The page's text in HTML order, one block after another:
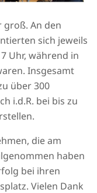
groß. An den
sich jeweils
Uhr, während in
Insgesamt
über 300
i.d.R. bei bis zu
die am
haben
bei ihren
Vielen Dank